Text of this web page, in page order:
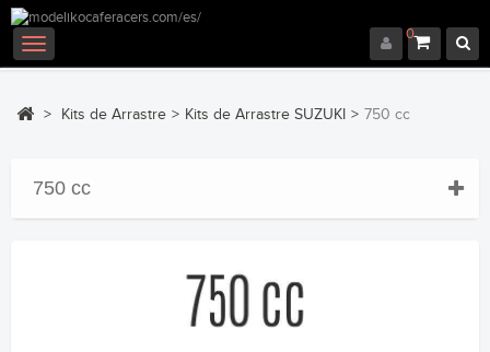
0
Navegación
Toggle
> Kits de Arrastre > Kits de Arrastre SUZUKI > 750 cc
750 cc